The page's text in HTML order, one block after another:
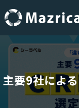
Skip
主要9社によ